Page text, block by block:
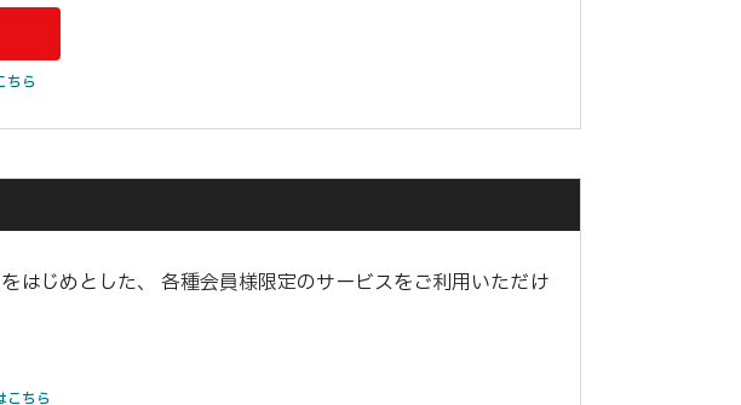
ちら
はじめとした、 各種会員様限定のサービスをご利用いただけ
こちら